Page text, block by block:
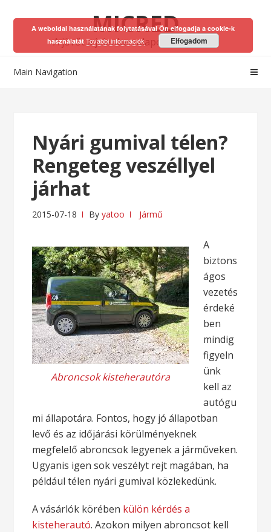
to
navigation
to
content
MICRED
A jövőt a jelenben alapozhatod meg!
Main Navigation
Nyári gumival télen?
Rengeteg veszéllyel
járhat
2015-07-18 Byyatoo Jármű
Abroncsok kisteherautóra
A
biztons
ágos
vezetés
érdeké
ben
mindig
figyeln
ünk
kell az
autógu
mi állapotára. Fontos, hogy jó állapotban
levő és az időjárási körülményeknek
megfelelő abroncsok legyenek a járműveken.
Ugyanis igen sok veszélyt rejt magában, ha
például télen nyári gumival közlekedünk.
A vásárlók körében külön kérdés a
kisteherautó. Azokon milyen abroncsot kell
A weboldal használatának folytatásával Ön elfogadja a cookie-k
használatátTovábbi információk Elfogadom